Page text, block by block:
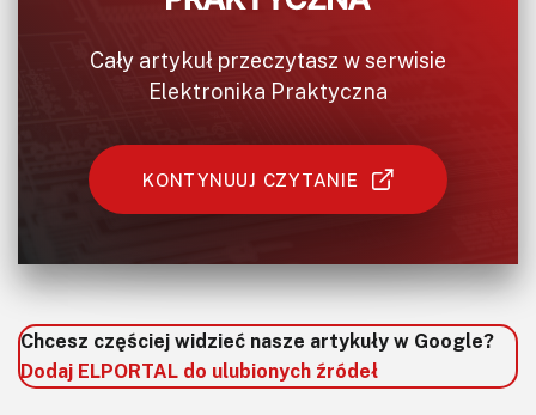
Cały artykuł przeczytasz w serwisie
Elektronika Praktyczna
KONTYNUUJ CZYTANIE
Chcesz częściej widzieć nasze artykuły w Google?
Dodaj ELPORTAL do ulubionych źródeł